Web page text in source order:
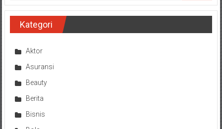
Kategori
Aktor
Asuransi
Beauty
Berita
Bisnis